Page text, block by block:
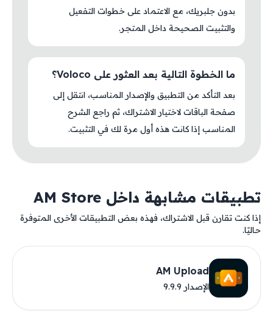
بدون جلبريك، مع الاعتماد على خطوات التفعيل
والتثبيت الصحيحة داخل المتجر.
ما الخطوة التالية بعد العثور على Voloco؟
بعد التأكد من التطبيق والإصدار المناسب، انتقل إلى
صفحة الباقات لاختيار الاشتراك، ثم راجع الشرح
المناسب إذا كانت هذه أول مرة لك في التثبيت.
تطبيقات مشابهة داخل AM Store
إذا كنت تقارن قبل الاشتراك، فهذه بعض التطبيقات الأخرى المتوفرة
حاليًا.
AM Upload
الإصدار 9.9.9